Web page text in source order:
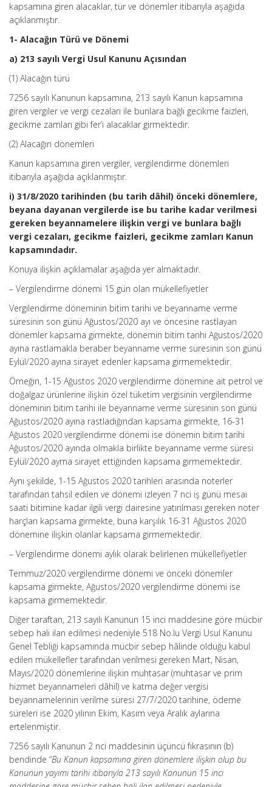
kapsamına giren alacaklar, tür ve dönemler itibarıyla aşağıda
açıklanmıştır.
1- Alacağın Türü ve Dönemi
a) 213 sayılı Vergi Usul Kanunu Açısından
(1) Alacağın türü
7256 sayılı Kanunun kapsamına, 213 sayılı Kanun kapsamına
giren vergiler ve vergi cezaları ile bunlara bağlı gecikme faizleri,
gecikme zamları gibi fer’i alacaklar girmektedir.
(2) Alacağın dönemleri
Kanun kapsamına giren vergiler, vergilendirme dönemleri
itibarıyla aşağıda açıklanmıştır.
i) 31/8/2020 tarihinden (bu tarih dâhil) önceki dönemlere,
beyana dayanan vergilerde ise bu tarihe kadar verilmesi
gereken beyannamelere ilişkin vergi ve bunlara bağlı
vergi cezaları, gecikme faizleri, gecikme zamları Kanun
kapsamındadır.
Konuya ilişkin açıklamalar aşağıda yer almaktadır.
– Vergilendirme dönemi 15 gün olan mükellefiyetler
Vergilendirme döneminin bitim tarihi ve beyanname verme
süresinin son günü Ağustos/2020 ayı ve öncesine rastlayan
dönemler kapsama girmekte, dönemin bitim tarihi Ağustos/2020
ayına rastlamakla beraber beyanname verme süresinin son günü
Eylül/2020 ayına sirayet edenler kapsama girmemektedir.
Örneğin, 1-15 Ağustos 2020 vergilendirme dönemine ait petrol ve
doğalgaz ürünlerine ilişkin özel tüketim vergisinin vergilendirme
döneminin bitim tarihi ile beyanname verme süresinin son günü
Ağustos/2020 ayına rastladığından kapsama girmekte, 16-31
Ağustos 2020 vergilendirme dönemi ise dönemin bitim tarihi
Ağustos/2020 ayında olmakla birlikte beyanname verme süresi
Eylül/2020 ayma sirayet ettiğinden kapsama girmemektedir.
Aynı şekilde, 1-15 Ağustos 2020 tarihleri arasında noterler
tarafından tahsil edilen ve dönemi izleyen 7 nci iş günü mesai
saati bitimine kadar ilgili vergi dairesine yatırılması gereken noter
harçları kapsama girmekte, buna karşılık 16-31 Ağustos 2020
dönemine ilişkin olanlar kapsama girmemektedir.
– Vergilendirme dönemi aylık olarak belirlenen mükellefiyetler
Temmuz/2020 vergilendirme dönemi ve önceki dönemler
kapsama girmekte, Ağustos/2020 vergilendirme dönemi ise
kapsama girmemektedir.
Diğer taraftan, 213 sayılı Kanunun 15 inci maddesine göre mücbir
sebep hali ilan edilmesi nedeniyle 518 No.lu Vergi Usul Kanunu
Genel Tebliği kapsamında mücbir sebep hâlinde olduğu kabul
edilen mükellefler tarafından verilmesi gereken Mart, Nisan,
Mayıs/2020 dönemlerine ilişkin muhtasar (muhtasar ve prim
hizmet beyannameleri dâhil) ve katma değer vergisi
beyannamelerinin verilme süresi 27/7/2020 tarihine, ödeme
süreleri ise 2020 yılının Ekim, Kasım veya Aralık aylarına
ertelenmiştir.
7256 sayılı Kanunun 2 nci maddesinin üçüncü fıkrasının (b)
bendinde “Bu Kanun kapsamına giren dönemlere ilişkin olup bu
Kanunun yayımı tarihi itibarıyla 213 sayılı Kanunun 15 inci